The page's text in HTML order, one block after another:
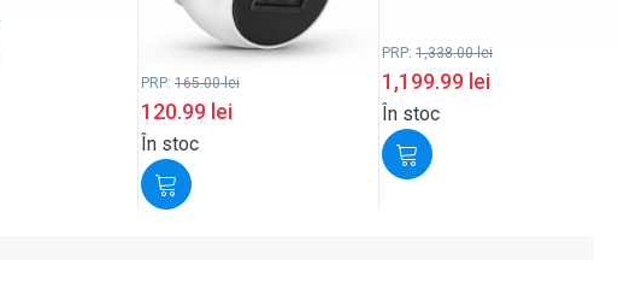
PRP: 165.00lei
120.99 lei
În stoc
PRP: 1,338.00lei
1,199.99 lei
În stoc